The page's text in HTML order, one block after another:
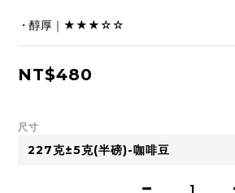
・醇厚｜★★★☆☆
NT$480
尺寸